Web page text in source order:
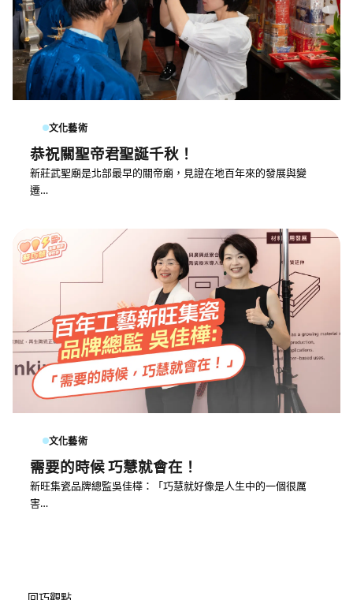
文化藝術
恭祝關聖帝君聖誕千秋！
新莊武聖廟是北部最早的關帝廟，見證在地百年來的發展與變
遷…
文化藝術
需要的時候 巧慧就會在！
新旺集瓷品牌總監吳佳樺：「巧慧就好像是人生中的一個很厲
害…